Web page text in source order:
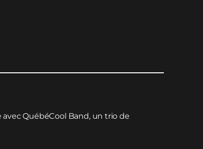
QuébéCool Band, un trio de